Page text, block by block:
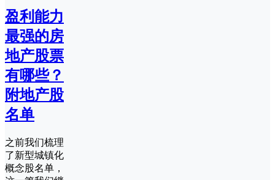
盈利能力
最强的房
地产股票
有哪些？
附地产股
名单
之前我们梳理
了新型城镇化
概念股名单，